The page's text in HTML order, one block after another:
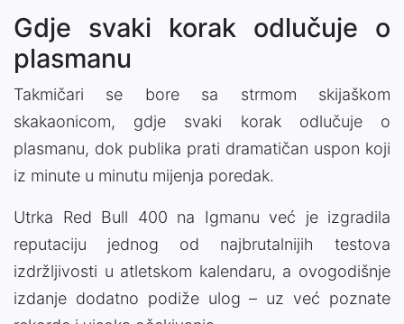
Gdje svaki korak odlučuje o
plasmanu
Takmičari se bore sa strmom skijaškom
skakaonicom, gdje svaki korak odlučuje o
plasmanu, dok publika prati dramatičan uspon koji
iz minute u minutu mijenja poredak.
Utrka Red Bull 400 na Igmanu već je izgradila
reputaciju jednog od najbrutalnijih testova
izdržljivosti u atletskom kalendaru, a ovogodišnje
izdanje dodatno podiže ulog – uz već poznate